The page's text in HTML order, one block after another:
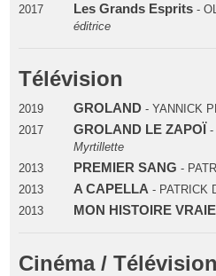
2017 Les Grands Esprits-
éditrice
Télévision
2019 GROLAND- YANNICK
2017
GROLAND LE ZAPOÏ -
Myrtillette
2013
PREMIER SANG -
2013
A CAPELLA - PATRICK
2013
MON HISTOIRE
Cinéma / Télévision